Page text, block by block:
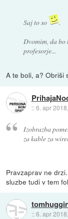
Saj to so
.
Dvomim, da bo
profesorje...
A te boli, a? Obriši
::6. apr
Izobrazba
za kable za
Pravzaprav ne
sluzbe tudi v tem
::6. apr